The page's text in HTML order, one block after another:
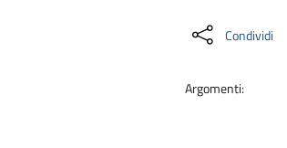
Condividi
Argomenti: